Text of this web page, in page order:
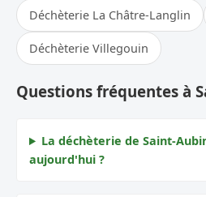
Déchèterie La Châtre-Langlin
Déchèterie Villegouin
Questions fréquentes à
La déchèterie de Saint-
aujourd'hui ?